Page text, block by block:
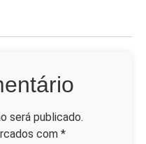
será publicado.
com *